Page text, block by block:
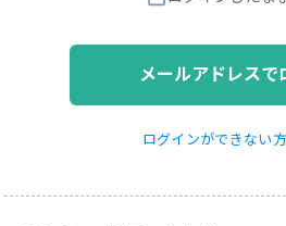
メールアドレスで
ログインができない